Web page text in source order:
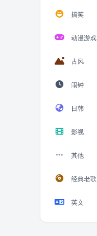
搞笑
动漫游戏
古风
闹钟
日韩
影视
其他
经典老歌
英文